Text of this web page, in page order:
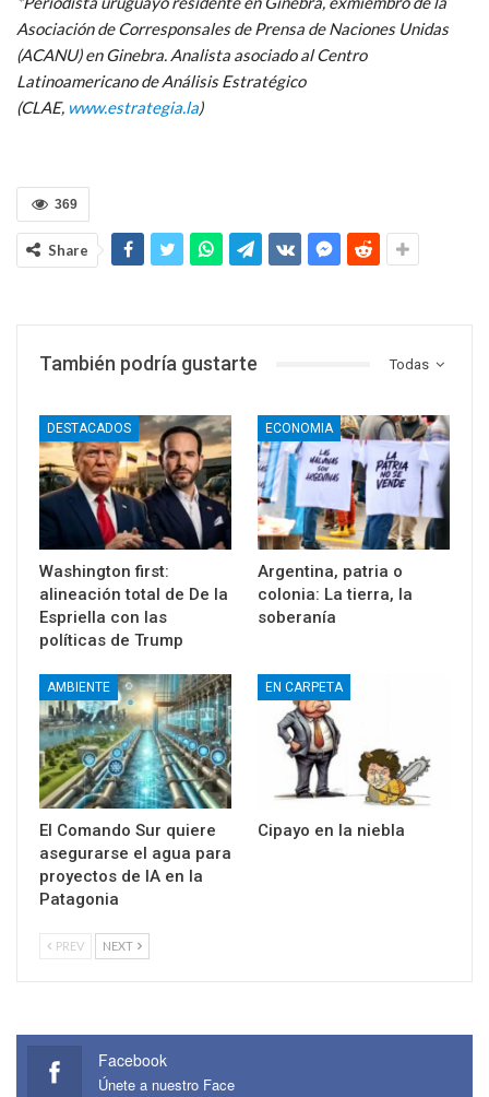
Asociación de Corresponsales de Prensa de Naciones Unidas
(ACANU) en Ginebra. Analista asociado al Centro
Latinoamericano de Análisis Estratégico
(CLAE, www.estrategia.la)
369
Share
Todas
También podría gustarte
DESTACADOS
Washington first:
alineación total de De la
Espriella con las
políticas de Trump
ECONOMIA
Argentina, patria o
colonia: La tierra, la
soberanía
AMBIENTE
El Comando Sur quiere
asegurarse el agua para
proyectos de IA en la
Patagonia
EN CARPETA
Cipayo en la niebla
PREV NEXT
Facebook
Únete a nuestro Face